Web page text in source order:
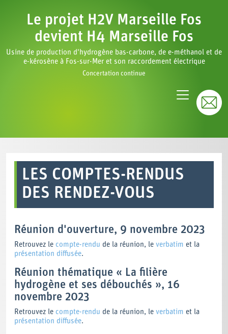
Le projet H2V Marseille Fos
devient H4 Marseille Fos
Usine de production d'hydrogène bas-carbone, de e-méthanol et de
e-kérosène à Fos-sur-Mer et son raccordement électrique
Concertation continue
LES COMPTES-RENDUS
DES RENDEZ-VOUS
Réunion d'ouverture, 9 novembre 2023
Retrouvez le compte-rendu de la réunion, le verbatim et la
présentation diffusée.
Réunion thématique « La filière
hydrogène et ses débouchés », 16
novembre 2023
Retrouvez le compte-rendu de la réunion, le verbatim et la
présentation diffusée.